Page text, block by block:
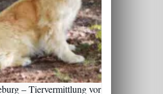
– Tiervermittlung vor